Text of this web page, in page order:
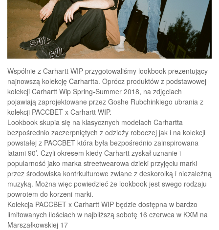
Wspólnie z Carhartt WIP przygotowaliśmy lookbook prezentujący
najnowszą kolekcję Carhartta. Oprócz produktów z podstawowej
kolekcji Carhartt Wip Spring-Summer 2018, na zdjęciach
pojawiają zaprojektowane przez Goshe Rubchinkiego ubrania z
kolekcji PACCBET x Carhartt WIP.
Lookbook skupia się na klasycznych modelach Carhartta
bezpośrednio zaczerpniętych z odzieży roboczej jak i na kolekcji
powstałej z PACCBET która była bezpośrednio zainspirowana
latami 90’. Czyli okresem kiedy Carhartt zyskał uznanie i
popularność jako marka streetwearowa dzieki przyjęciu marki
przez środowiska kontrkulturowe zwiane z deskorolką i niezależną
muzyką. Można więc powiedzieć że lookbook jest swego rodzaju
powrotem do korzeni marki.
Kolekcja PACCBET x Carhartt WIP będzie dostępna w bardzo
limitowanych ilościach w najbliższą sobotę 16 czerwca w KXM na
Marszałkowskiej 17